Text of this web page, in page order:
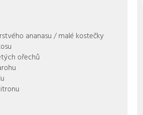
ananasu / malé kostečky
ořechů